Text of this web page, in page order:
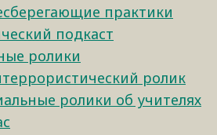
практики
подкаст
ролики
ролик
ролики об учителях